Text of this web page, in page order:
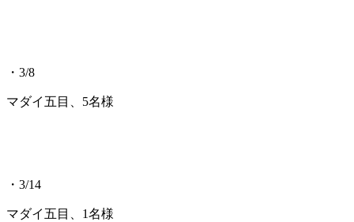
・3/8
マダイ五目、5名様
・3/14
マダイ五目、1名様